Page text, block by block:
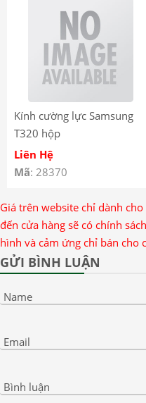
Kính cường lực Samsung
T320 hộp
Liên Hệ
Mã: 28370
Giá trên website chỉ dành
đến cửa hàng sẽ có chính
hình và cảm ứng chỉ bán cho
GỬI BÌNH LUẬN
Name
Email
Bình luận